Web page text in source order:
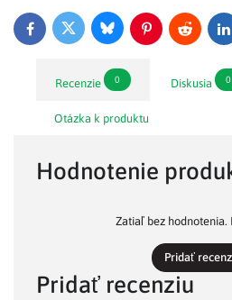
FacebookTwitter BlueskyPinterestReddit
Recenzie 0 Diskusia 0
Otázka k produktu
Hodnotenie
Zatiaľ bez hodnotenia.
Pridať
Pridať recenziu